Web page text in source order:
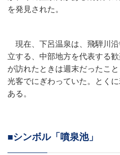
を発見された。
現在、下呂温泉は、飛騨川
立する、中部地方を代表する
が訪れたときは週末だったこ
光客でにぎわっていた。とく
ある。
■シンボル「噴泉池」